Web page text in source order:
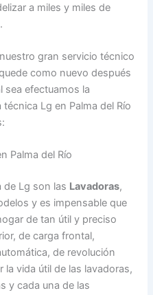
a miles y miles de
gran servicio técnico
como nuevo después
sea efectuamos la
Lg en Palma del Río
Palma del Río
de Lg son las Lavadoras,
y es impensable que
de tan útil y preciso
de carga frontal,
de revolución
la vida útil de las lavadoras,
y cada una de las